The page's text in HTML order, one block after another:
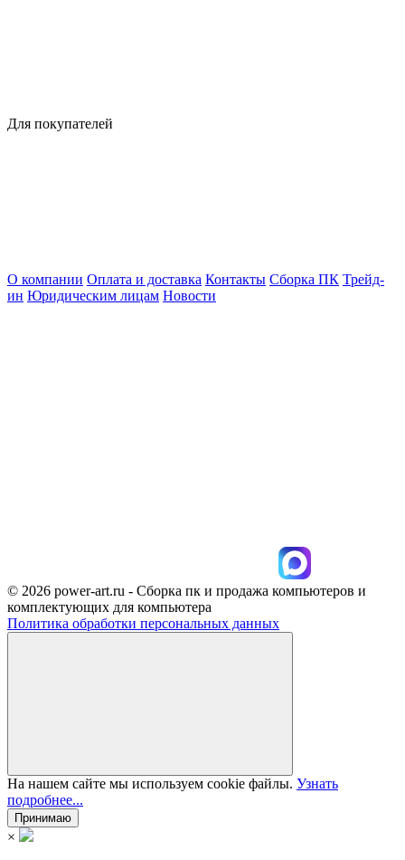
Для покупателей
О компании Оплата и доставка Контакты Сборка ПК Трейд-
ин Юридическим лицам Новости
© 2026 power-art.ru - Сборка пк и продажа компьютеров и
комплектующих для компьютера
Политика обработки персональных данных
На нашем сайте мы используем cookie файлы. Узнать
подробнее...
Принимаю
×